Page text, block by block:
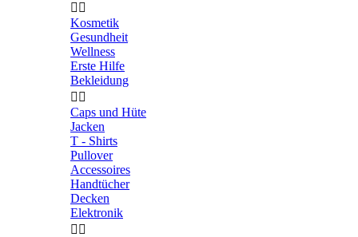
 
Kosmetik
Gesundheit
Wellness
Erste Hilfe
Bekleidung
 
Caps und Hüte
Jacken
T - Shirts
Pullover
Accessoires
Handtücher
Decken
Elektronik
 